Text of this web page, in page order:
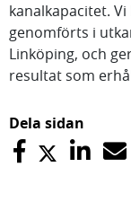
kanalkapacitet.
genomförts i
Linköping, och
resultat som
Dela sidan